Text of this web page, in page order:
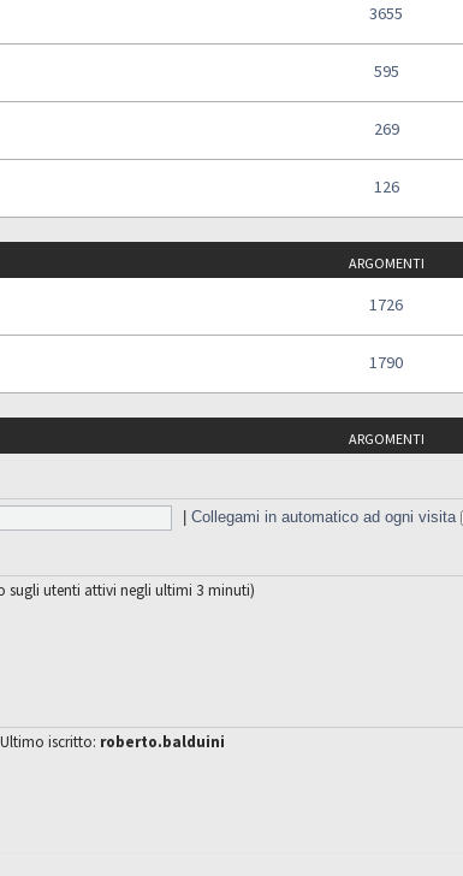
3655
595
269
126
ARGOMENTI
1726
1790
ARGOMENTI
|Collegami in automatico ad ogni visita
sugli utenti attivi negli ultimi 3 minuti)
Ultimo iscritto: roberto.balduini